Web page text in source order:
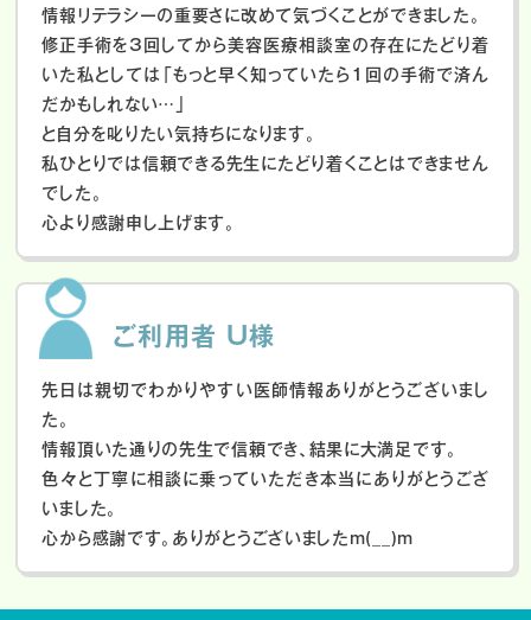
情報リテラシーの重要さに改めて気づくことができました。
修正手術を3回してから美容医療相談室の存在にたどり着
いた私としては「もっと早く知っていたら1回の手術で済ん
だかもしれない…」
と自分を叱りたい気持ちになります。
私ひとりでは信頼できる先生にたどり着くことはできません
でした。
心より感謝申し上げます。
ご利用者 U様
先日は親切でわかりやすい医師情報ありがとうございまし
た。
情報頂いた通りの先生で信頼でき、結果に大満足です。
色々と丁寧に相談に乗っていただき本当にありがとうござ
いました。
心から感謝です。ありがとうございましたm(__)m